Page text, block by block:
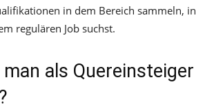
in dem Bereich sammeln, in
regulären Job suchst.
als Quereinsteiger